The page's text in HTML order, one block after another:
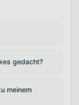
gedacht?
meinem